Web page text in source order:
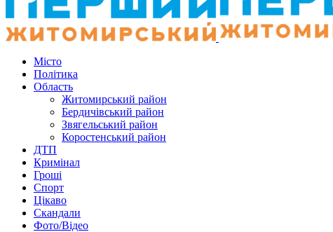
Місто
Політика
Область
Житомирський район
Бердичівський район
Звягельський район
Коростенський район
ДТП
Кримінал
Гроші
Спорт
Цікаво
Скандали
Фото/Відео